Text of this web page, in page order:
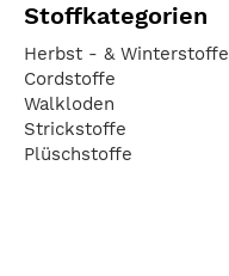
Stoffkategorien
Herbst - & Winterstoffe
Cordstoffe
Walkloden
Strickstoffe
Plüschstoffe